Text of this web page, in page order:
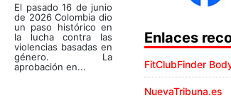
El pasado 16 de junio
de 2026 Colombia dio
un paso histórico en
la lucha contra las
violencias basadas en
género. La
aprobación en...
Enlaces
FitClubFinder
NuevaTribuna.es